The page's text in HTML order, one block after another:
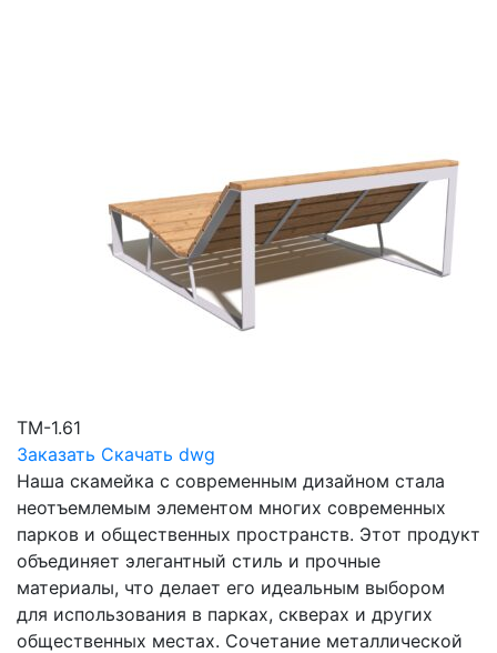
ТМ-1.61
Заказать Скачать dwg
Наша скамейка с современным дизайном стала
неотъемлемым элементом многих современных
парков и общественных пространств. Этот продукт
объединяет элегантный стиль и прочные
материалы, что делает его идеальным выбором
для использования в парках, скверах и других
общественных местах. Сочетание металлической